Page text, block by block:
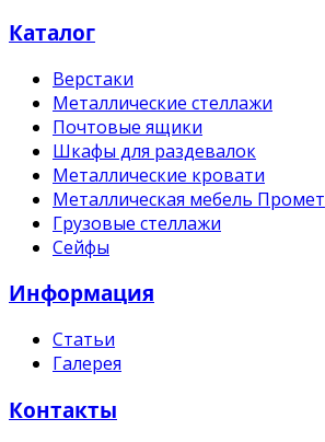
Каталог
Верстаки
Металлические стеллажи
Почтовые ящики
Шкафы для раздевалок
Металлические кровати
Металлическая мебель Промет
Грузовые стеллажи
Сейфы
Информация
Статьи
Галерея
Контакты